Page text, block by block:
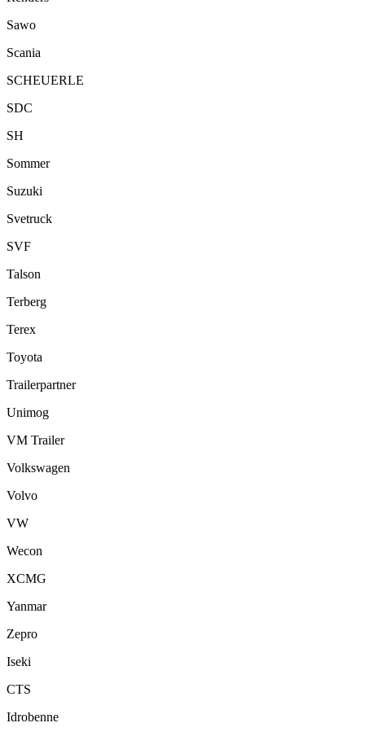
Sawo
Scania
SCHEUERLE
SDC
SH
Sommer
Suzuki
Svetruck
SVF
Talson
Terberg
Terex
Toyota
Trailerpartner
Unimog
VM Trailer
Volkswagen
Volvo
VW
Wecon
XCMG
Yanmar
Zepro
Iseki
CTS
Idrobenne